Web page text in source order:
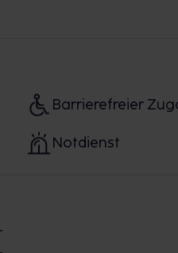
Barrierefreier
Notdienst